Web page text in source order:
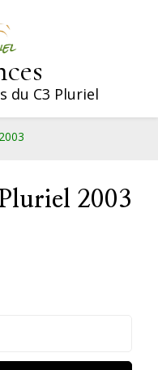
du C3 Pluriel
2003